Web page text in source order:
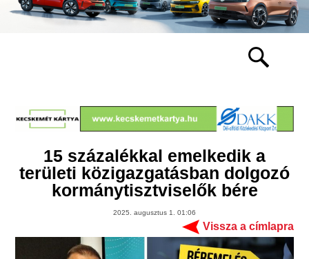
15 százalékkal emelkedik a
területi közigazgatásban dolgozó
kormánytisztviselők bére
2025. augusztus 1. 01:06
Vissza a címlapra